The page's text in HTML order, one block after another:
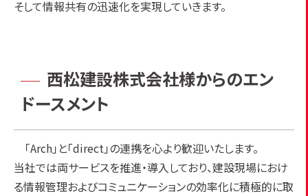
そして情報共有の迅速化を実現していきます。
西松建設株式会社様からのエン
ドースメント
「Arch」と「direct」の連携を心より歓迎いたします。
当社では両サービスを推進・導入しており、建設現場におけ
る情報管理およびコミュニケーションの効率化に積極的に取